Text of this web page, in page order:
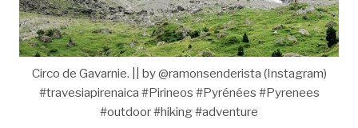
Circo de Gavarnie. || by @ramonsenderista (Instagram)
#travesiapirenaica #Pirineos #Pyrénées #Pyrenees
#outdoor #hiking #adventure